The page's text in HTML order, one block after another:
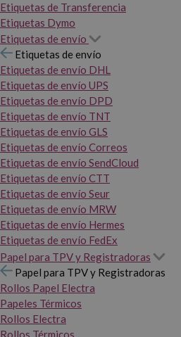
Etiquetas de Transferencia
Etiquetas Dymo
Etiquetas de envío
Etiquetas de envío
Etiquetas de envío DHL
Etiquetas de envío UPS
Etiquetas de envío DPD
Etiquetas de envío TNT
Etiquetas de envío GLS
Etiquetas de envío Correos
Etiquetas de envío SendCloud
Etiquetas de envío CTT
Etiquetas de envío Seur
Etiquetas de envío MRW
Etiquetas de envío Hermes
Etiquetas de envío FedEx
Papel para TPV y Registradoras
Papel para TPV y Registradoras
Rollos Papel Electra
Papeles Térmicos
Rollos Electra
Rollos Térmicos